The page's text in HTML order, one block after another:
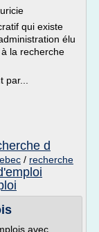
qui existe
élu
la recherche
d
/ recherche
avec